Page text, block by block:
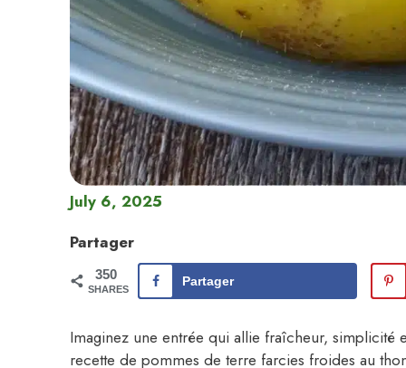
July 6, 2025
Partager
350
SHARES
Partager
Imaginez une entrée qui allie fraîcheur, simplicité
recette de pommes de terre farcies froides au